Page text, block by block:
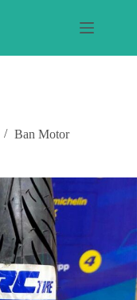
Ban Motor